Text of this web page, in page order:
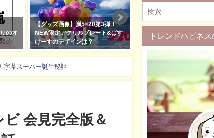
のオ
【グッズ画像】嵐5×20第3弾！
NEW限定アクリルプレート&ぱす
けーすのデザインは？
11/3に届いたサプライズに
奮！
字幕スーパー誕生秘話
会見完全版＆
トレンドハピネス